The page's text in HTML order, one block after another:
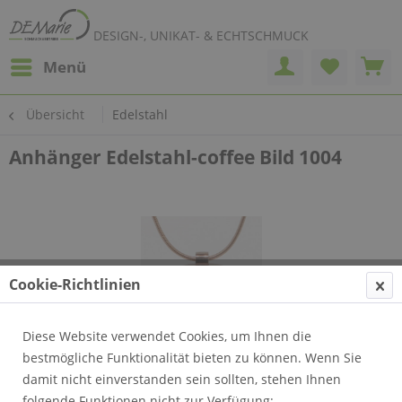
DESIGN-, UNIKAT- & ECHTSCHMUCK
Menü
Übersicht Edelstahl
Anhänger Edelstahl-coffee Bild 1004
Cookie-Richtlinien
Diese Website verwendet Cookies, um Ihnen die
bestmögliche Funktionalität bieten zu können. Wenn Sie
damit nicht einverstanden sein sollten, stehen Ihnen